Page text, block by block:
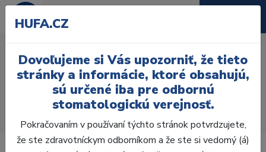
skloviny
Ordinácia
Výplne
Leptacie a bondov. materiály
Leptanie dentinu a skloviny
HUFA.CZ
Dovoľujeme si Vás upozorniť, že tieto
stránky a informácie, ktoré obsahujú,
sú určené iba pre odbornú
stomatologickú verejnosť.
Pokračovaním v používaní týchto stránok potvrdzujete,
že ste zdravotníckym odborníkom a že ste si vedomý (á)